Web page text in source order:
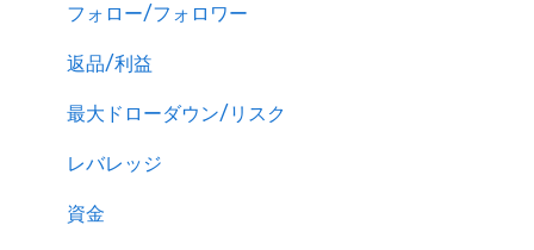
フォロー/フォロワー
返品/利益
最大ドローダウン/リスク
レバレッジ
資金